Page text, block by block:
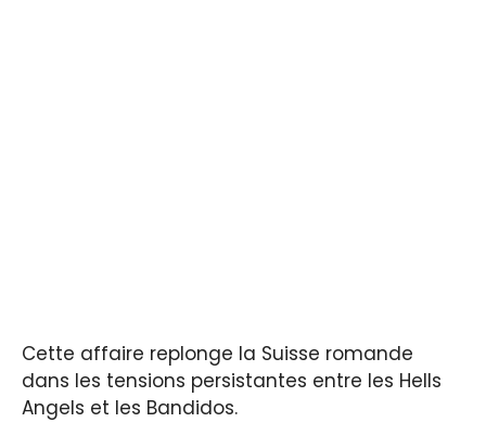
Cette affaire replonge la Suisse romande
dans les tensions persistantes entre les Hells
Angels et les Bandidos.